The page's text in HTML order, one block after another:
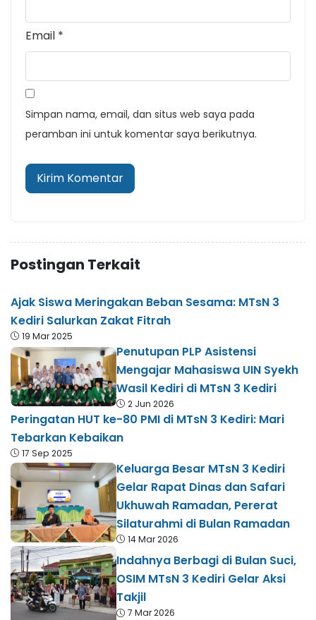
Email *
Simpan nama, email, dan situs web saya pada
peramban ini untuk komentar saya berikutnya.
Postingan Terkait
Ajak Siswa Meringakan Beban Sesama: MTsN 3
Kediri Salurkan Zakat Fitrah
19 Mar 2025
Penutupan PLP Asistensi
Mengajar Mahasiswa UIN Syekh
Wasil Kediri di MTsN 3 Kediri
2 Jun 2026
Peringatan HUT ke-80 PMI di MTsN 3 Kediri: Mari
Tebarkan Kebaikan
17 Sep 2025
Keluarga Besar MTsN 3 Kediri
Gelar Rapat Dinas dan Safari
Ukhuwah Ramadan, Pererat
Silaturahmi di Bulan Ramadan
14 Mar 2026
Indahnya Berbagi di Bulan Suci,
OSIM MTsN 3 Kediri Gelar Aksi
Takjil
7 Mar 2026